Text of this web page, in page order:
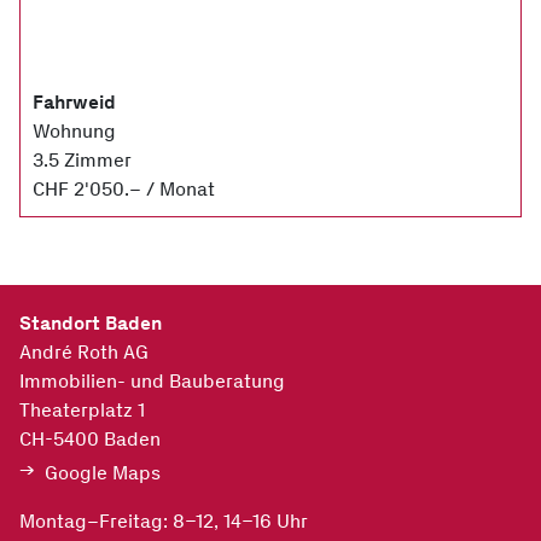
Fahrweid
Wohnung
3.5 Zimmer
CHF 2'050.– / Monat
Standort Baden
André Roth AG
Immobilien- und Bauberatung
Theaterplatz 1
CH-5400 Baden
Google Maps
Montag–Freitag: 8–12, 14–16 Uhr